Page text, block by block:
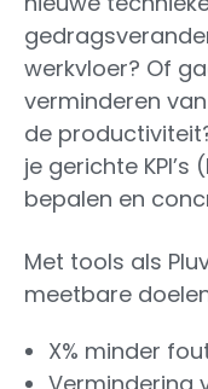
werkvloer? Of
verminderen
de
je gerichte
bepalen en
Met tools als
meetbare
X% minder